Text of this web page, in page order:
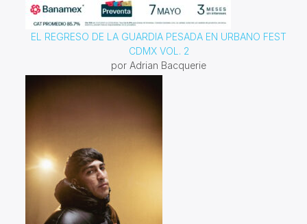
EL REGRESO DE LA GUARDIA PESADA EN URBANO FEST
CDMX VOL. 2
por Adrian Bacquerie